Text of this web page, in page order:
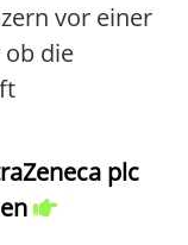
vor einer
die
plc